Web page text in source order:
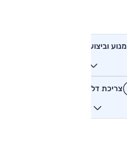
מנוע וביצועים
צריכת דלק